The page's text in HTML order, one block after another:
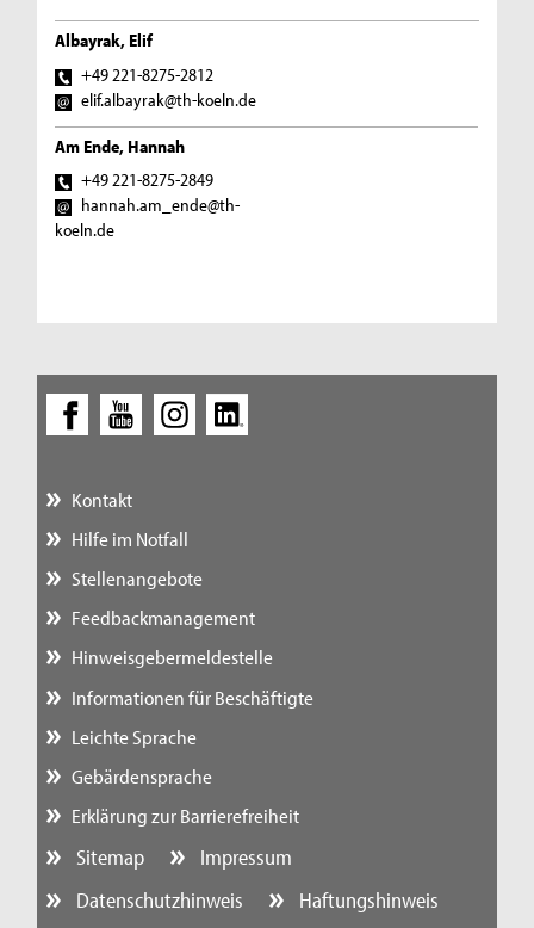
Albayrak, Elif
+49 221-8275-2812
elif.albayrak@th-koeln.de
Am Ende, Hannah
+49 221-8275-2849
hannah.am_ende@th-
koeln.de
Kontakt
Hilfe im Notfall
Stellenangebote
Feedbackmanagement
Hinweisgebermeldestelle
Informationen für Beschäftigte
Leichte Sprache
Gebärdensprache
Erklärung zur Barrierefreiheit
Sitemap
Impressum
Datenschutzhinweis
Haftungshinweis